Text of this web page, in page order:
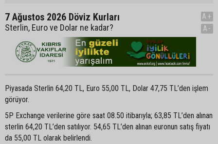
7 Ağustos 2026 Döviz Kurları
Sterlin, Euro ve Dolar ne kadar?
A+
A-
Piyasada Sterlin 64,20 TL, Euro 55,00 TL, Dolar 47,75 TL’den işlem
görüyor.
5P Exchange verilerine göre saat 08.50 itibarıyla; 63,85 TL’den alınan
sterlin 64,20 TL’den satılıyor. 54,65 TL’den alınan euronun satış fiyatı
da 55,00 TL olarak belirlendi.